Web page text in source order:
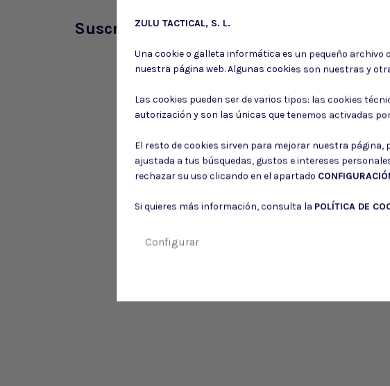
Suscríbete a nuestro boletín
Puede darse de
Consiento el
ZULU TACTICAL, S. L.
Una cookie o galleta informática es un pequeño archivo
nuestra página web. Algunas cookies son nuestras y
Las cookies pueden ser de varios tipos: las cookies
autorización y son las únicas que tenemos activadas
El resto de cookies sirven para mejorar nuestra
ajustada a tus búsquedas, gustos e intereses
rechazar su uso clicando en el apartado
Si quieres más información, consulta la POLÍTICA DE
Configurar